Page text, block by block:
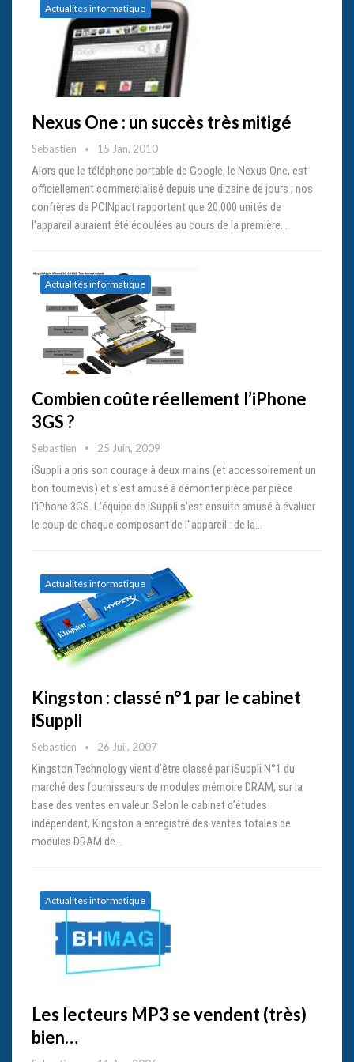
Actualités informatique
Nexus One : un succès très mitigé
Sebastien 15 Jan, 2010
Alors que le téléphone portable de Google, le Nexus One, est
officiellement commercialisé depuis une dizaine de jours ; nos
confrères de PCINpact rapportent que 20.000 unités de
l'appareil auraient été écoulées au cours de la première…
Actualités informatique
Combien coûte réellement l’iPhone
3GS ?
Sebastien 25 Juin, 2009
iSuppli a pris son courage à deux mains (et accessoirement un
bon tournevis) et s'est amusé à démonter pièce par pièce
l'iPhone 3GS. L'équipe de iSuppli s'est ensuite amusé à évaluer
le coup de chaque composant de l''appareil : de la…
Actualités informatique
Kingston : classé n°1 par le cabinet
iSuppli
Sebastien 26 Juil, 2007
Kingston Technology vient d’être classé par iSuppli N°1 du
marché des fournisseurs de modules mémoire DRAM, sur la
base des ventes en valeur. Selon le cabinet d’études
indépendant, Kingston a enregistré des ventes totales de
modules DRAM de…
Actualités informatique
Les lecteurs MP3 se vendent (très)
bien…